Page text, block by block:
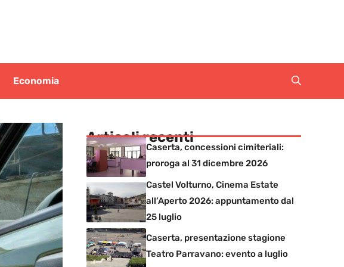
Economia
Articoli recenti
Caserta, concessioni cimiteriali:
proroga al 31 dicembre 2026
Castel Volturno, Cinema Estate
all’Aperto 2026: appuntamento dal
25 luglio
Caserta, presentazione stagione
Teatro Parravano: evento a luglio